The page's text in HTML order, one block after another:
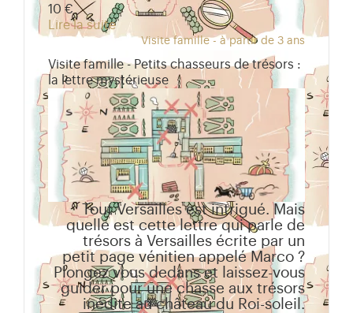
10 €
Lire la suite
Visite famille - à partir de 3 ans
Visite famille - Petits chasseurs de trésors :
la lettre mystérieuse
Tout Versailles est intrigué. Mais
quelle est cette lettre qui parle de
trésors à Versailles écrite par un
petit page vénitien appelé Marco ?
Plongez vous dedans et laissez-vous
guider pour une chasse aux trésors
inédite au château du Roi-soleil.